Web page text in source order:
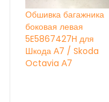
Обшивка багажника
боковая левая
5E5867427H для
Шкода А7 / Skoda
Octavia А7